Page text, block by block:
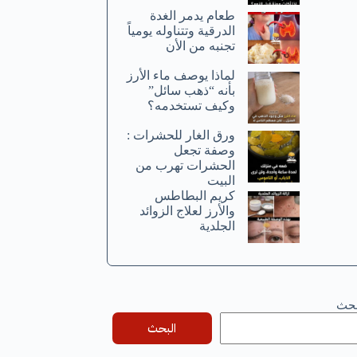
طعام يدمر الغدة
الدرقية وتتناوله يومياً
تجنبه من الأن
لماذا يوصف ماء الأرز
بأنه “ذهب سائل”
وكيف تستخدمه؟
ورق الغار للحشرات :
وصفة تجعل
الحشرات تهرب من
البيت
كريم البطاطس
والأرز لعلاج الزوائد
الجلدية
البحث